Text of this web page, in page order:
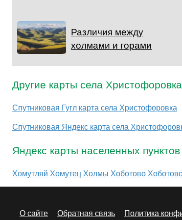
Различия между
холмами и горами
Другие карты села Христофоровка
Спутниковая Гугл карта села Христофоровка
Спутниковая Яндекс карта села
Яндекс карты населенных
Хомутляй ХомутецХолмы Хоботово
О сайте Обратная связь Политика